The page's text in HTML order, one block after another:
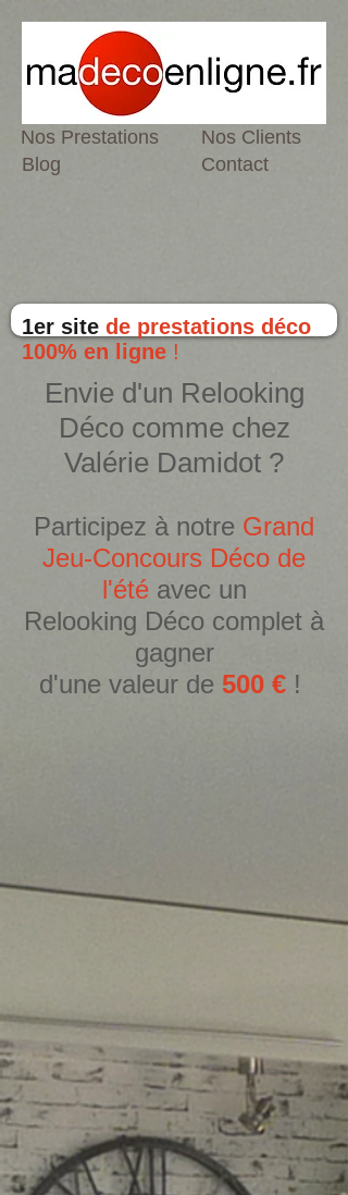
Blog
Nos Prestations
Contact
Nos Clients
1er site de prestations déco
100% en ligne !
Envie d'un Relooking
Déco comme chez
Valérie Damidot ?
Participez à notre Grand
Jeu-Concours Déco de
l'étéavec un
Relooking Déco complet à
gagner
d'une valeur de 500 € !